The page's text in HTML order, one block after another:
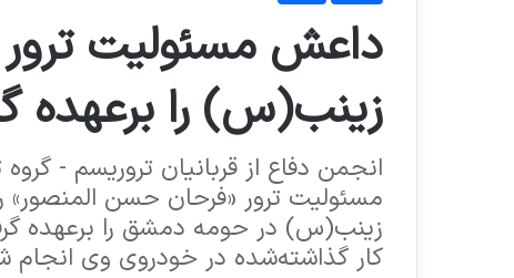
داعش مسئولیت
زینب(س) را برعهده
انجمن دفاع از قربانیان تروریسم -
مسئولیت ترور «فرحان حسن
زینب(س) در حومه دمشق را برعهده
کار گذاشته‌شده در خودروی وی